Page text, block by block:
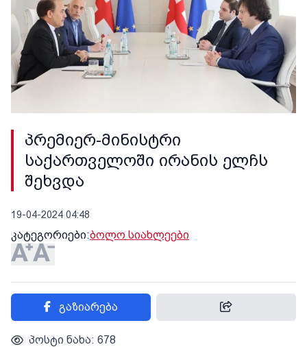
პრემიერ-მინისტრი
საქართველოში ირანის ელჩს
შეხვდა
19-04-2024 04:48
კატეგორიები:ბოლო სიახლეები
გაზიარება
პოსტი ნახა: 678